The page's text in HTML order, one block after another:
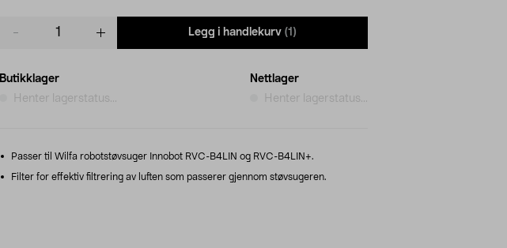
Legg i handlekurv (1)
Butikklager
Henter lagerstatus...
Nettlager
Henter lagerstatus...
Passer til Wilfa robotstøvsuger Innobot RVC-B4LIN og RVC-B4LIN+.
Filter for effektiv filtrering av luften som passerer gjennom støvsugeren.